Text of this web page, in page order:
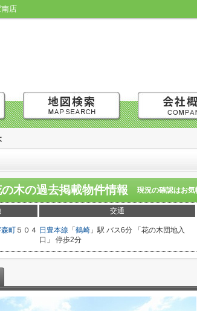
店
木の過去掲載物件情報 現況の確認はお気
交通
町 ５０４ 日豊本線 「 鶴崎 」駅 バス6分 「花の木団地入
口」 停歩2分